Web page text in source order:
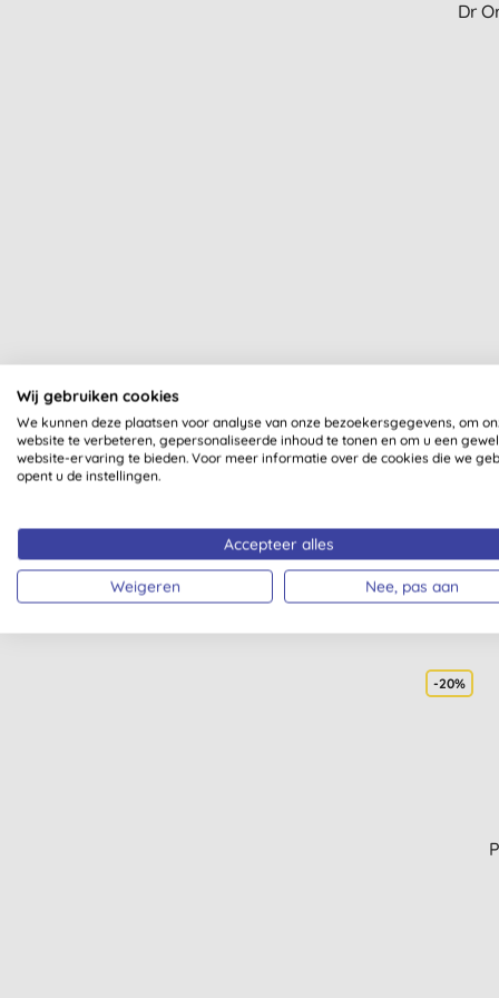
Dr
-20%
Wij gebruiken cookies
We kunnen deze plaatsen voor analyse van onze bezoekersgegevens, om
website te verbeteren, gepersonaliseerde inhoud te tonen en om u een
website-ervaring te bieden. Voor meer informatie over de cookies die we
opent u de instellingen.
Accepteer alles
Weigeren Nee, pas aan